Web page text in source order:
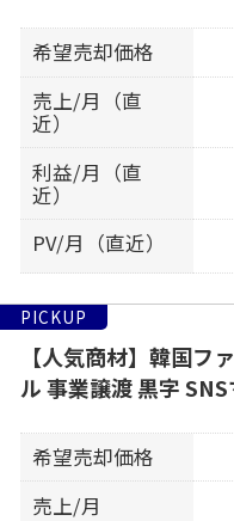
希望売却価格
売上/月（直
近）
利益/月（直
近）
PV/月（直近）
PICKUP
【人気商材】韓国フ
ル 事業譲渡 黒字
希望売却価格
売上/月